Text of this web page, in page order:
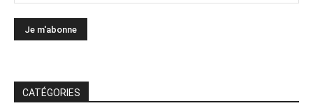
CATÉGORIES